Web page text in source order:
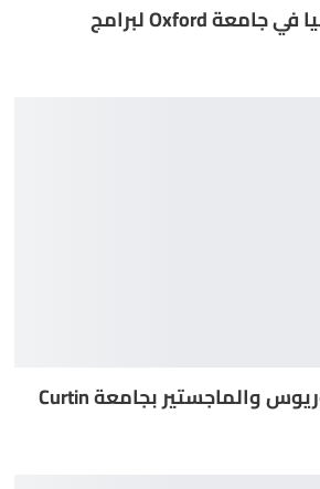
منح دراسية لبريطانيا في جامعة Oxford لبرامج
منح لدراسة البكالوريوس والماجستير بجامعة Curtin